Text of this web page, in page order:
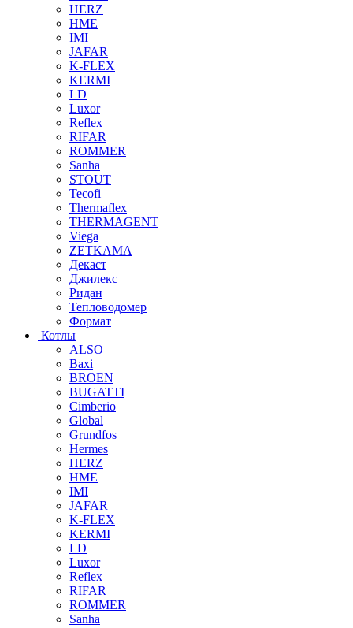
HERZ
HME
IMI
JAFAR
K-FLEX
KERMI
LD
Luxor
Reflex
RIFAR
ROMMER
Sanha
STOUT
Tecofi
Thermaflex
THERMAGENT
Viega
ZETKAMA
Декаст
Джилекс
Ридан
Тепловодомер
Формат
Котлы
ALSO
Baxi
BROEN
BUGATTI
Cimberio
Global
Grundfos
Hermes
HERZ
HME
IMI
JAFAR
K-FLEX
KERMI
LD
Luxor
Reflex
RIFAR
ROMMER
Sanha